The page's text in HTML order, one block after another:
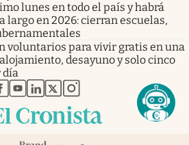
lunes en todo el país y habrá
largo en 2026: cierran escuelas,
voluntarios para vivir gratis en una
desayuno y solo cinco
día
abre en nueva pestaña
abre en nueva pestaña
abre en nueva pestaña
abre en nueva pestaña
abre en nueva pestaña